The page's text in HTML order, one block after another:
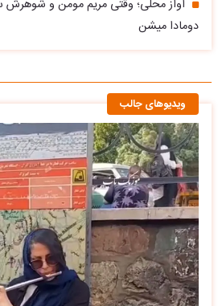
آواز محلی؛ وقتی مریم مومن و
دومادا میشن
ویدیوهای جالب